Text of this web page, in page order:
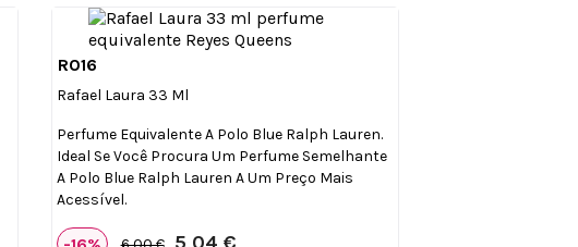
R016
Rafael Laura 33 Ml
Perfume Equivalente A Polo Blue Ralph Lauren.
Ideal Se Você Procura Um Perfume Semelhante
A Polo Blue Ralph Lauren A Um Preço Mais
Acessível.